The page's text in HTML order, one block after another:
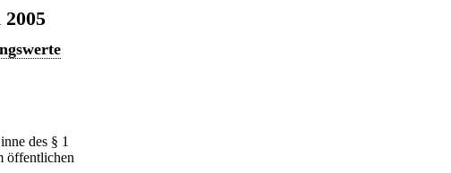
des § 1
öffentlichen